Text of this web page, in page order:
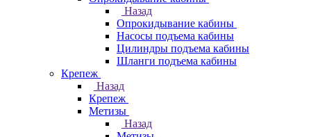
Назад
Опрокидывание кабины
Насосы подъема кабины
Цилиндры подъема кабины
Шланги подъема кабины
Крепеж
Назад
Крепеж
Метизы
Назад